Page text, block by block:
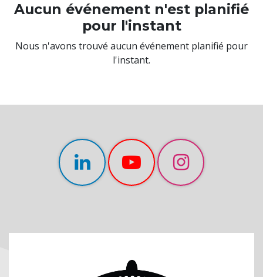
Aucun événement n'est planifié
pour l'instant
Nous n'avons trouvé aucun événement planifié pour
l'instant.